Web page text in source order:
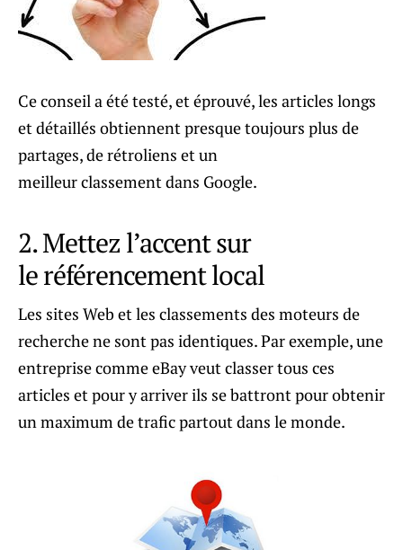
Ce conseil a été testé, et éprouvé, les articles longs
et détaillés obtiennent presque toujours plus de
partages, de rétroliens et un
meilleur classement dans Google.
2. Mettez l’accent sur
le référencement local
Les sites Web et les classements des moteurs de
recherche ne sont pas identiques. Par exemple, une
entreprise comme eBay veut classer tous ces
articles et pour y arriver ils se battront pour obtenir
un maximum de trafic partout dans le monde.